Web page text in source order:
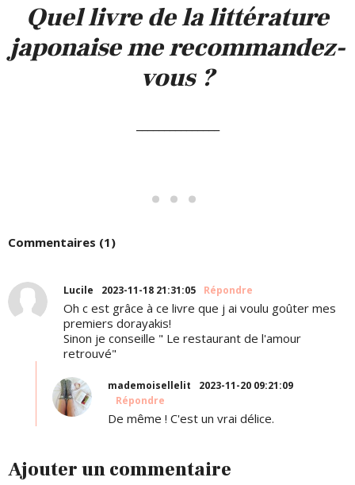
Quel livre de la littérature
japonaise me recommandez-
vous ?
Commentaires (1)
Lucile 2023-11-18 21:31:05 Répondre
Oh c est grâce à ce livre que j ai voulu goûter mes
premiers dorayakis!
Sinon je conseille " Le restaurant de l'amour
retrouvé"
mademoisellelit
2023-11-20 09:21:09
Répondre
De même ! C'est un vrai délice.
Ajouter un commentaire